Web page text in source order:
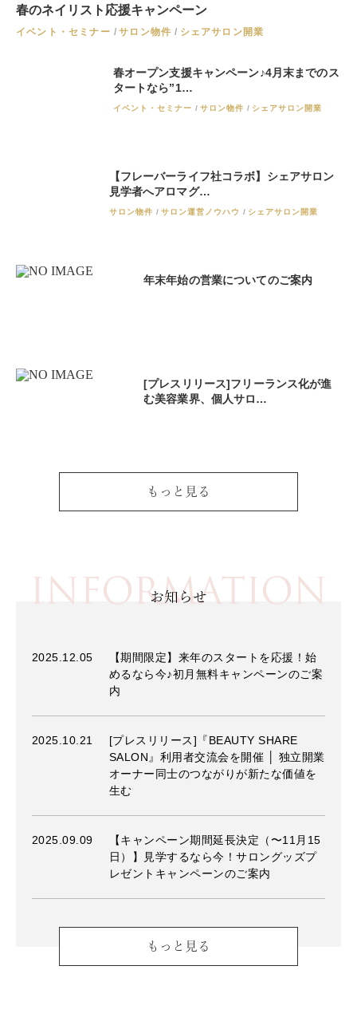
春のネイリスト応援キャンペーン
イベント・セミナー サロン物件 シェアサロン開業
春オープン支援キャンペーン♪4月末までのス
タートなら”1…
イベント・セミナー サロン物件 シェアサロン開業
【フレーバーライフ社コラボ】シェアサロン
見学者へアロマグ…
サロン物件 サロン運営ノウハウ シェアサロン開業
年末年始の営業についてのご案内
[プレスリリース]フリーランス化が進
む美容業界、個人サロ…
もっと見る
INFORMATION
お知らせ
2025.12.05
【期間限定】来年のスタートを応援！始
めるなら今♪初月無料キャンペーンのご案
内
2025.10.21
[プレスリリース]『BEAUTY SHARE
SALON』利用者交流会を開催 │ 独立開業
オーナー同士のつながりが新たな価値を
生む
2025.09.09
【キャンペーン期間延長決定（〜11月15
日）】見学するなら今！サロングッズプ
レゼントキャンペーンのご案内
もっと見る